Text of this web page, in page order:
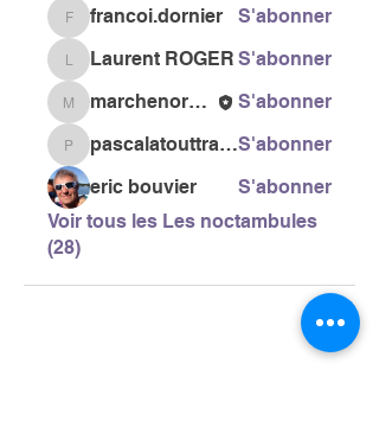
francoi.dornier
francoi.dornier S'abonner
Laurent ROGER
Laurent ROGER S'abonner
marchenordiquegailmarchenordiquegail S'abonner
pascalatouttravaux pascalatouttravauxS'abonner
eric bouvier
S'abonner
Voir tous les Les noctambules
(28)